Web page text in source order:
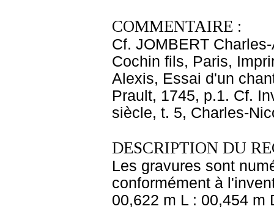
COMMENTAIRE :
Cf. JOMBERT
Cochin fils, Paris,
Alexis, Essai d'un
Prault, 1745, p.1. Cf.
siècle, t. 5, Charles-
DESCRIPTION DU
Les gravures sont
conformément à
00,622 m L : 00,454 m